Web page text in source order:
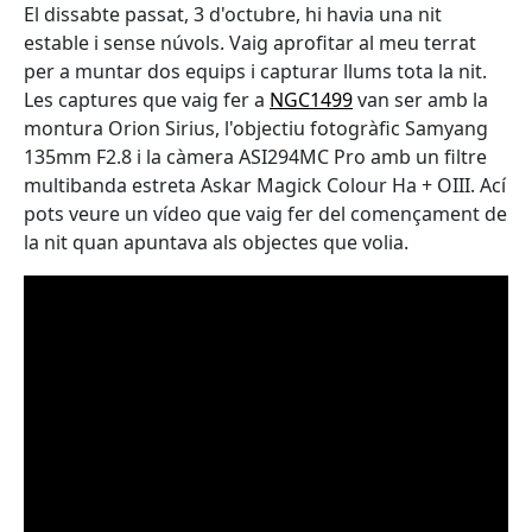
El dissabte passat, 3 d'octubre, hi havia una nit
estable i sense núvols. Vaig aprofitar al meu terrat
per a muntar dos equips i capturar llums tota la nit.
Les captures que vaig fer a NGC1499van ser amb la
montura Orion Sirius, l'objectiu fotogràfic Samyang
135mm F2.8 i la càmera ASI294MC Pro amb un filtre
multibanda estreta Askar Magick Colour Ha + OIII. Ací
pots veure un vídeo que vaig fer del començament de
la nit quan apuntava als objectes que volia.